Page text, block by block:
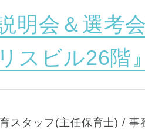
明会＆選考
スビル26階』
スタッフ(主任保育士) / 事